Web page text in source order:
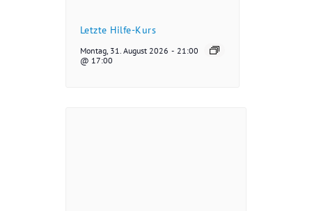
Letzte Hilfe-Kurs
Montag, 31. August 2026
@ 17:00
- 21:00